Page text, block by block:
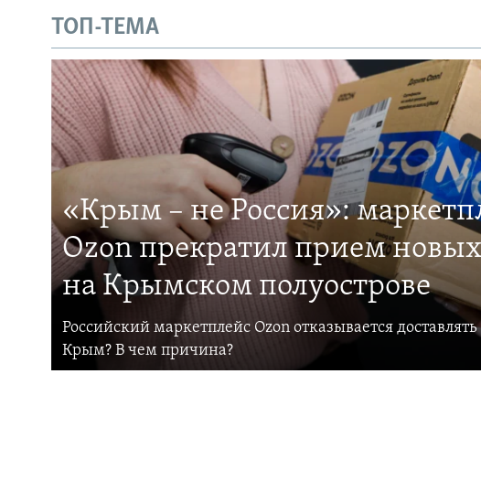
ТОП-ТЕМА
«Крым – не Россия»:
Ozon прекратил прием новых
на Крымском полуострове
Российский маркетплейс Ozon отказывается
Крым? В чем причина?